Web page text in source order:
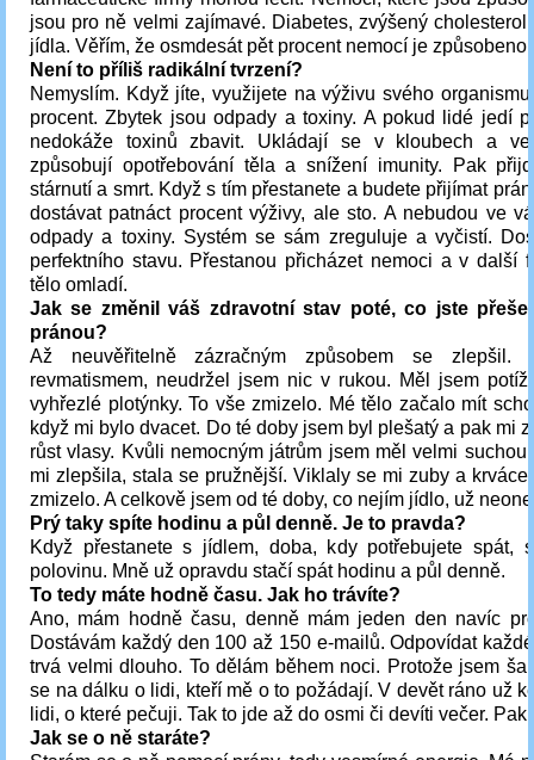
jsou pro ně velmi zajímavé. Diabetes, zvýšený
jídla. Věřím, že osmdesát pět procent nemocí je způsobeno
Není to příliš radikální tvrzení?
Nemyslím. Když jíte, využijete na výživu svého
procent. Zbytek jsou odpady a toxiny. A pokud lidé jedí
nedokáže toxinů zbavit. Ukládají se v kloubech a
způsobují opotřebování těla a snížení imunity. Pak
stárnutí a smrt. Když s tím přestanete a budete přijímat
dostávat patnáct procent výživy, ale sto. A nebudou ve
odpady a toxiny. Systém se sám zreguluje a vyčistí.
perfektního stavu. Přestanou přicházet nemoci a v další
tělo omladí.
Jak se změnil váš zdravotní stav poté, co jste
pránou?
Až neuvěřitelně zázračným způsobem se zlepšil.
revmatismem, neudržel jsem nic v rukou. Měl jsem
vyhřezlé plotýnky. To vše zmizelo. Mé tělo začalo mít
když mi bylo dvacet. Do té doby jsem byl plešatý a pak mi
růst vlasy. Kvůli nemocným játrům jsem měl velmi
mi zlepšila, stala se pružnější. Viklaly se mi zuby a
zmizelo. A celkově jsem od té doby, co nejím jídlo, už
Prý taky spíte hodinu a půl denně. Je to pravda?
Když přestanete s jídlem, doba, kdy potřebujete spát,
polovinu. Mně už opravdu stačí spát hodinu a půl denně.
To tedy máte hodně času. Jak ho trávíte?
Ano, mám hodně času, denně mám jeden den navíc
Dostávám každý den 100 až 150 e-mailů. Odpovídat
trvá velmi dlouho. To dělám během noci. Protože jsem
se na dálku o lidi, kteří mě o to požádají. V devět ráno už
lidi, o které pečuji. Tak to jde až do osmi či devíti večer. Pak
Jak se o ně staráte?